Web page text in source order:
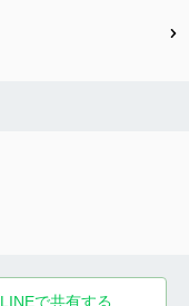
LINEで共有する